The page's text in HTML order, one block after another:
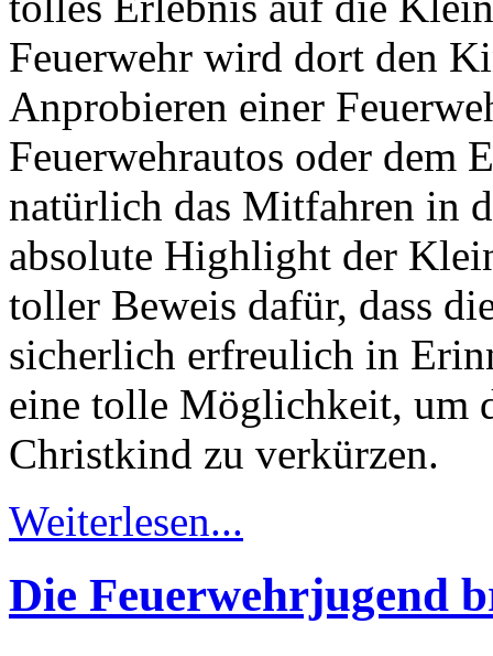
Feuerwehr wird dort den
Anprobieren einer
Feuerwehrautos oder dem
natürlich das Mitfahren in
absolute Highlight der
toller Beweis dafür, dass
sicherlich erfreulich in
eine tolle Möglichkeit, um
Christkind zu verkürzen.
Weiterlesen...
Die Feuerwehrjugend